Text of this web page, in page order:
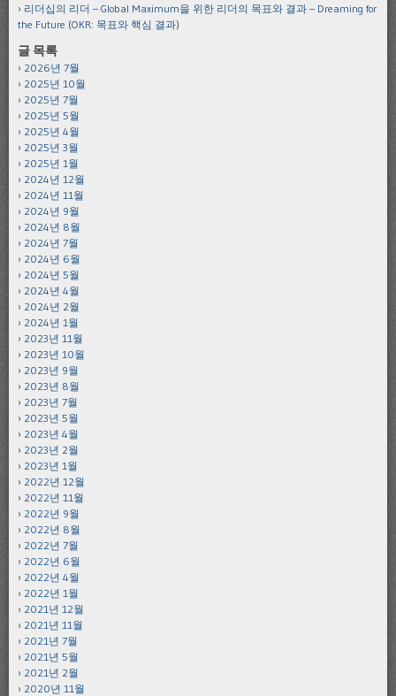
리더십의 리더 – Global Maximum을 위한 리더의 목표와 결과 – Dreaming for
the Future (OKR: 목표와 핵심 결과)
글 목록
2026년 7월
2025년 10월
2025년 7월
2025년 5월
2025년 4월
2025년 3월
2025년 1월
2024년 12월
2024년 11월
2024년 9월
2024년 8월
2024년 7월
2024년 6월
2024년 5월
2024년 4월
2024년 2월
2024년 1월
2023년 11월
2023년 10월
2023년 9월
2023년 8월
2023년 7월
2023년 5월
2023년 4월
2023년 2월
2023년 1월
2022년 12월
2022년 11월
2022년 9월
2022년 8월
2022년 7월
2022년 6월
2022년 4월
2022년 1월
2021년 12월
2021년 11월
2021년 7월
2021년 5월
2021년 2월
2020년 11월